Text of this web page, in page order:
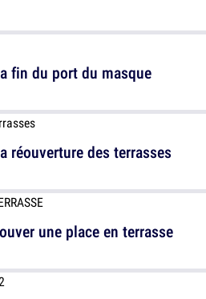
réouverture des terrasses
fin du port du masque
une place en terrasse